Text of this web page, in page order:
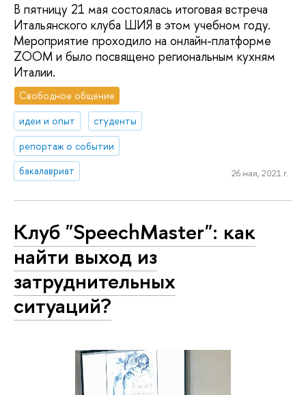
В пятницу 21 мая состоялась итоговая встреча
Итальянского клуба ШИЯ в этом учебном году.
Мероприятие проходило на онлайн-платформе
ZOOM и было посвящено региональным кухням
Италии.
Свободное общение
идеи и опыт
студенты
репортаж о событии
бакалавриат
26 мая, 2021 г.
Клуб "SpeechMaster": как
найти выход из
затруднительных
ситуаций?